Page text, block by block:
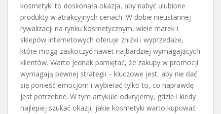
kosmetyki to doskonała okazja, aby nabyć ulubione
produkty w atrakcyjnych cenach. W dobie nieustannej
rywalizacji na rynku kosmetycznym, wiele marek i
sklepów internetowych oferuje zniżki i wyprzedaże,
które mogą zaskoczyć nawet najbardziej wymagających
klientów. Warto jednak pamiętać, że zakupy w promocji
wymagają pewnej strategii – kluczowe jest, aby nie dać
się ponieść emocjom i wybierać tylko to, co naprawdę
jest potrzebne. W tym artykule odkryjemy, gdzie i kiedy
najlepiej szukać okazji, jakie kosmetyki warto kupować